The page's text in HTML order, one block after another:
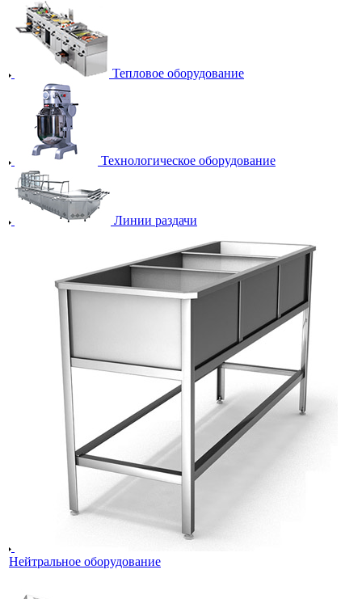
Тепловое оборудование
Технологическое оборудование
Линии раздачи
Нейтральное оборудование